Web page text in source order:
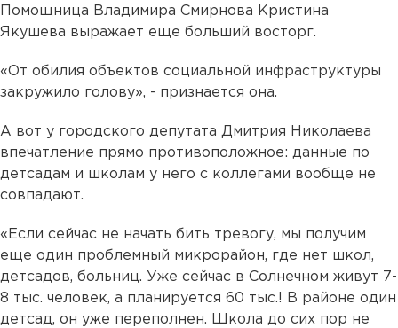
Помощница Владимира Смирнова Кристина
Якушева выражает еще больший восторг.
«От обилия объектов социальной инфраструктуры
закружило голову», - признается она.
А вот у городского депутата Дмитрия Николаева
впечатление прямо противоположное: данные по
детсадам и школам у него с коллегами вообще не
совпадают.
«Если сейчас не начать бить тревогу, мы получим
еще один проблемный микрорайон, где нет школ,
детсадов, больниц. Уже сейчас в Солнечном живут 7-
8 тыс. человек, а планируется 60 тыс.! В районе один
детсад, он уже переполнен. Школа до сих пор не